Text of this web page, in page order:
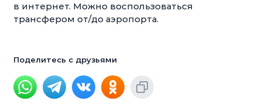
в интернет. Можно воспользоваться
трансфером от/до аэропорта.
Поделитесь с друзьями